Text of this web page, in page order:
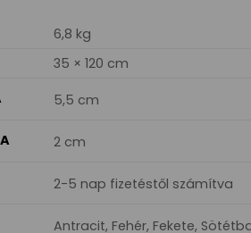
6,8 kg
35 × 120 cm
5,5 cm
2 cm
2-5 nap fizetéstől számítva
Antracit, Fehér, Fekete,